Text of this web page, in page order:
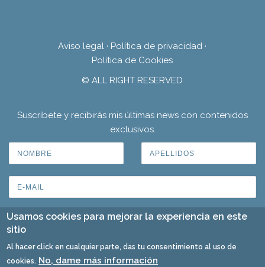
Aviso legal · Política de privacidad ·
Política de Cookies
© ALL RIGHT RESERVED
Suscríbete y recibirás mis últimas news con contenidos
exclusivos.
Usamos cookies para mejorar la experiencia en este
sitio
Al hacer click en cualquier parte, das tu consentimiento al uso de
cookies. No, dame más información